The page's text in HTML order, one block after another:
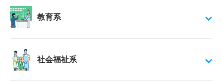
教育系
社会福祉系